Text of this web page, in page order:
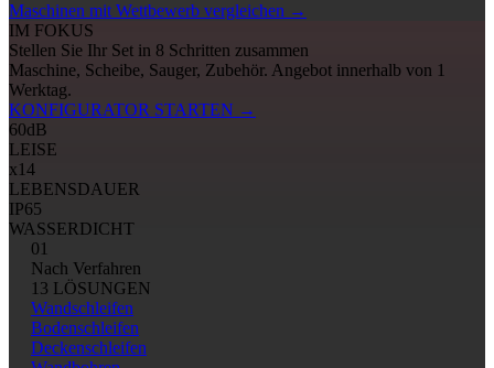
Maschinen mit Wettbewerb vergleichen →
IM FOKUS
Stellen Sie Ihr Set in 8 Schritten zusammen
Maschine, Scheibe, Sauger, Zubehör. Angebot innerhalb von 1
Werktag.
KONFIGURATOR STARTEN →
60dB
LEISE
x14
LEBENSDAUER
IP65
WASSERDICHT
01
Nach Verfahren
13 LÖSUNGEN
Wandschleifen
Bodenschleifen
Deckenschleifen